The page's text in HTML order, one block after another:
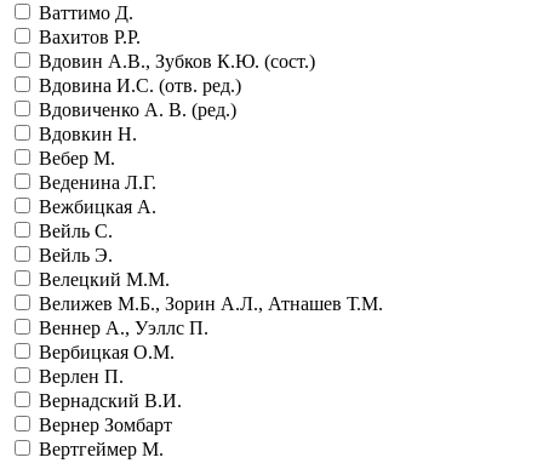
Ваттимо Д.
Вахитов Р.Р.
Вдовин А.В., Зубков К.Ю. (сост.)
Вдовина И.С. (отв. ред.)
Вдовиченко А. В. (ред.)
Вдовкин Н.
Вебер М.
Веденина Л.Г.
Вежбицкая А.
Вейль С.
Вейль Э.
Велецкий М.М.
Велижев М.Б., Зорин А.Л., Атнашев Т.М.
Веннер А., Уэллс П.
Вербицкая О.М.
Верлен П.
Вернадский В.И.
Вернер Зомбарт
Вертгеймер М.